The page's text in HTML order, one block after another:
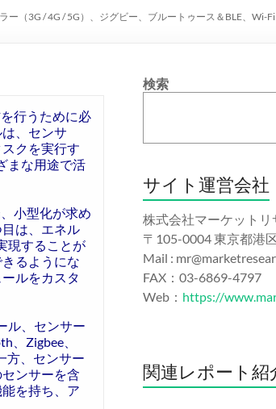
（3G / 4G / 5G）、ジグビー、ブルートゥース＆BLE、Wi-
行うために必
、センサ
クを実行す
まな用途で活
小型化が求め
は、エネル
現することが
るようにな
ルをカスタ
ル、センサー
、Zigbee、
方、センサー
ンサーを含
を持ち、ア
検索
サイト運営会社
株式会社マーケット
〒105-0004 東京都港
Mail :
FAX：03-6869-4797
Web： https://
関連レポート紹